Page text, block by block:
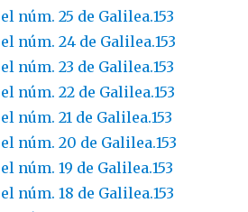
núm. 25 de Galilea.153
núm. 24 de Galilea.153
núm. 23 de Galilea.153
núm. 22 de Galilea.153
núm. 21 de Galilea.153
núm. 20 de Galilea.153
núm. 19 de Galilea.153
núm. 18 de Galilea.153